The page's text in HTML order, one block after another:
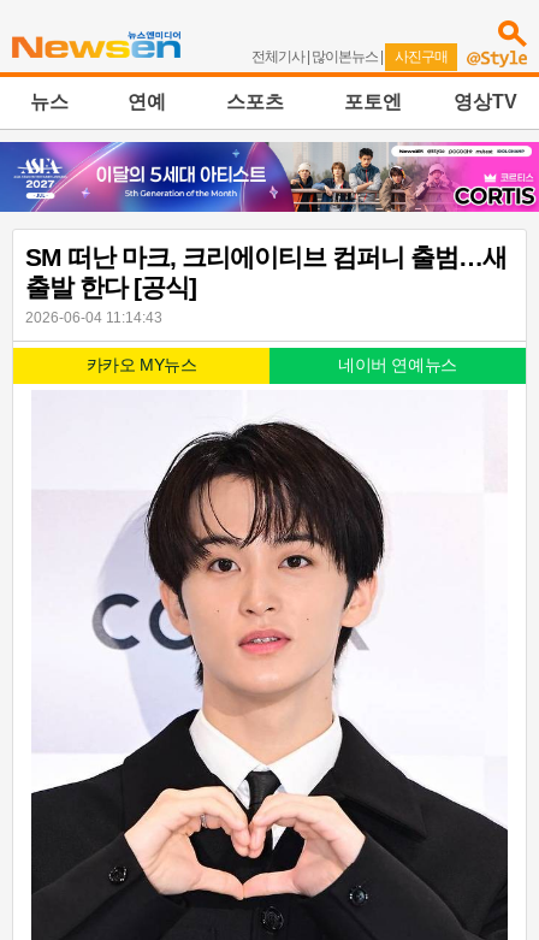
전체기사| 많이본뉴스 | 사진구매
뉴스 연예 스포츠 포토엔 영상TV
SM 떠난 마크, 크리에이티브 컴퍼니 출범…새
출발 한다 [공식]
2026-06-04 11:14:43
카카오 MY뉴스 네이버 연예뉴스